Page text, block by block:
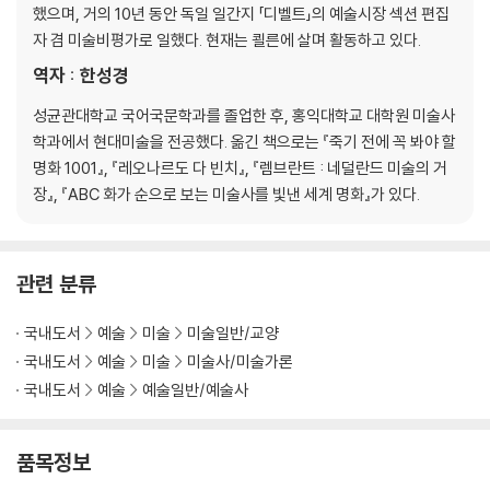
했으며, 거의 10년 동안 독일 일간지 「디벨트」의 예술시장 섹션 편집
자 겸 미술비평가로 일했다. 현재는 쾰른에 살며 활동하고 있다.
역자 : 한성경
성균관대학교 국어국문학과를 졸업한 후, 홍익대학교 대학원 미술사
학과에서 현대미술을 전공했다. 옮긴 책으로는 『죽기 전에 꼭 봐야 할
명화 1001』, 『레오나르도 다 빈치』, 『렘브란트 : 네덜란드 미술의 거
장』, 『ABC 화가 순으로 보는 미술사를 빛낸 세계 명화』가 있다.
관련 분류
국내도서 예술 미술
미술일반/교양
국내도서
예술 미술
미술사/미술가론
국내도서
예술 예술일반/예술사
품목정보